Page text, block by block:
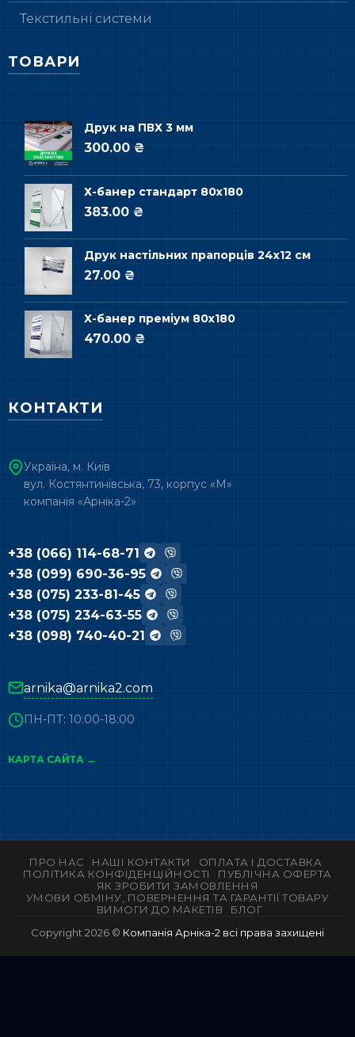
Текстильні системи
ТОВАРИ
Друк на ПВХ 3 мм
300.00 ₴
Х-банер стандарт 80х180
383.00 ₴
Друк настільних прапорців 24х12 см
27.00 ₴
Х-банер преміум 80х180
470.00 ₴
КОНТАКТИ
Україна, м. Київ
вул. Костянтинівська, 73, корпус «М»
компанія «Арніка-2»
+38 (066) 114-68-71
+38 (099) 690-36-95
+38 (075) 233-81-45
+38 (075) 234-63-55
+38 (098) 740-40-21
arnika@arnika2.com
ПН-ПТ: 10:00-18:00
КАРТА САЙТА →
ПРО НАС НАШІ КОНТАКТИ
ОПЛАТА І ДОСТАВКА
ПОЛІТИКА КОНФІДЕНЦІЙНОСТІ
ПУБЛІЧНА ОФЕРТА
ЯК ЗРОБИТИ ЗАМОВЛЕННЯ
УМОВИ ОБМІНУ, ПОВЕРНЕННЯ ТА ГАРАНТІЇ ТОВАРУ
ВИМОГИ ДО МАКЕТІВ
БЛОГ
Copyright 2026 © Компанія Арніка-2 всі права захищені